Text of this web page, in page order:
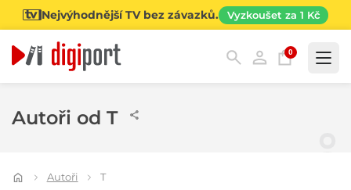
Nejvýhodnější TV bez závazků. Vyzkoušet za 1 Kč
0
Autoři od T
Autoři T